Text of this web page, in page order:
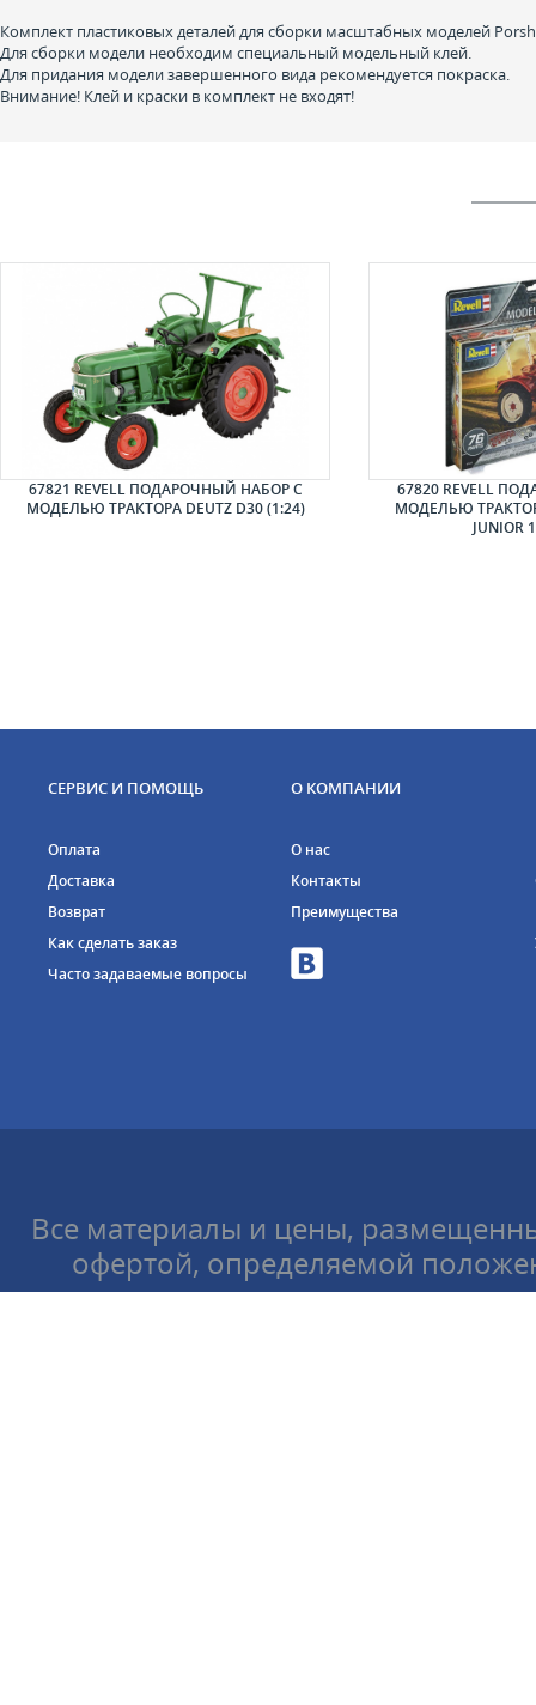
Комплект пластиковых деталей для сборки масштабных моделей
Для сборки модели необходим специальный модельный клей.
Для придания модели завершенного вида рекомендуется покраска.
Внимание! Клей и краски в комплект не входят!
67821 REVELL ПОДАРОЧНЫЙ НАБОР С
МОДЕЛЬЮ ТРАКТОРА DEUTZ D30 (1:24)
67820 REVELL
МОДЕЛЬЮ
JUNIOR
СЕРВИС И ПОМОЩЬ
Оплата
Доставка
Возврат
Как сделать заказ
Часто задаваемые вопросы
О КОМПАНИИ
О нас
Контакты
Преимущества
Все материалы и цены,
офертой, определяемой